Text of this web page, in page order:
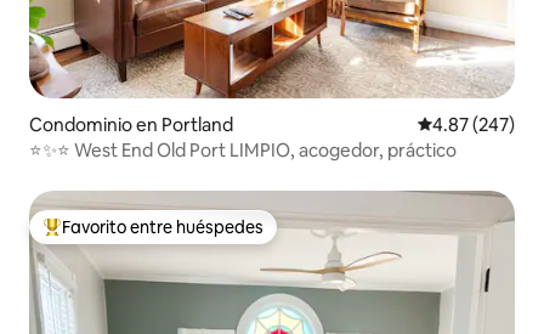
Condominio en Portland Calificación
4.87 (247)
⭐️✨⭐️ West End Old Port LIMPIO, acogedor, práctico
De los mejores en Favorito entre huéspedes
Favorito entre huéspedes